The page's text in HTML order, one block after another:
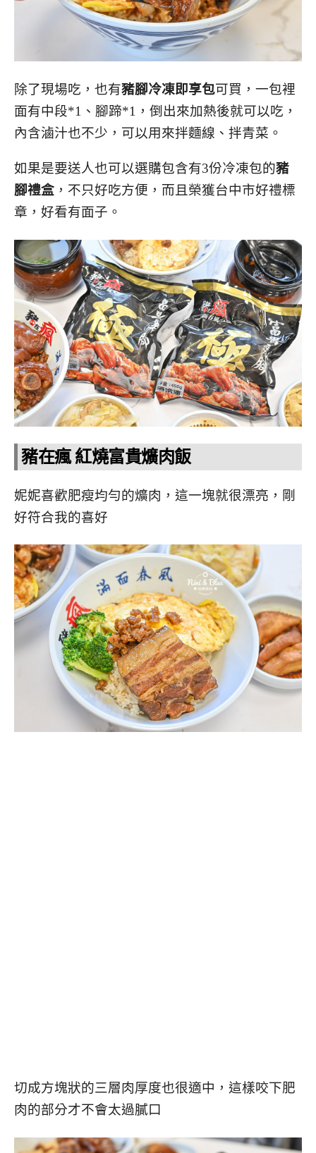
除了現場吃，也有豬腳冷凍即享包可買，一包裡
面有中段*1、腳蹄*1，倒出來加熱後就可以吃，
內含滷汁也不少，可以用來拌麵線、拌青菜。
如果是要送人也可以選購包含有3份冷凍包的豬
腳禮盒 ，不只好吃方便，而且榮獲台中市好禮標
章，好看有面子。
豬在瘋 紅燒富貴爌肉飯
妮妮喜歡肥瘦均勻的爌肉，這一塊就很漂亮，剛
好符合我的喜好
切成方塊狀的三層肉厚度也很適中，這樣咬下肥
肉的部分才不會太過膩口